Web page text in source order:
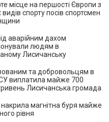
місце на першості Європи з
спорту посів спортсмен
аварійним дахом
людям в
Лисичанську
та добровольцям в
виплатила майже 700
Лисичанська громада
магнітна буря майже
рівня